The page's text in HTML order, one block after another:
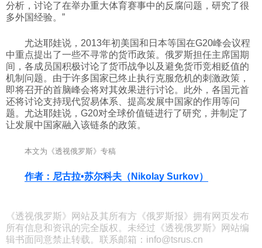
分析，讨论了在举办重大体育赛事中的反腐问题，研究了很
多外国经验。”
尤达耶娃说，2013年初美国和日本等国在G20峰会议程
中重点提出了一些不寻常的货币政策。俄罗斯担任主席国期
间，各成员国积极讨论了货币战争以及避免货币竞相贬值的
机制问题。由于许多国家已终止执行克服危机的刺激政策，
即将召开的首脑峰会将对其效果进行讨论。此外，各国元首
还将讨论支持现代贸易体系、提高发展中国家的作用等问
题。尤达耶娃说，G20对全球价值链进行了研究，并制定了
让发展中国家融入该链条的政策。
本文为《透视俄罗斯》专稿
作者：尼古拉•苏尔科夫（Nikolay Surkov）
《透视俄罗斯》网站及其所有方《俄罗斯报》拥有网页发布
所有信息和资讯的完全版权。未经过《透视俄罗斯》网站编
辑书面同意禁止转载。联系邮箱：info@tsrus.cn